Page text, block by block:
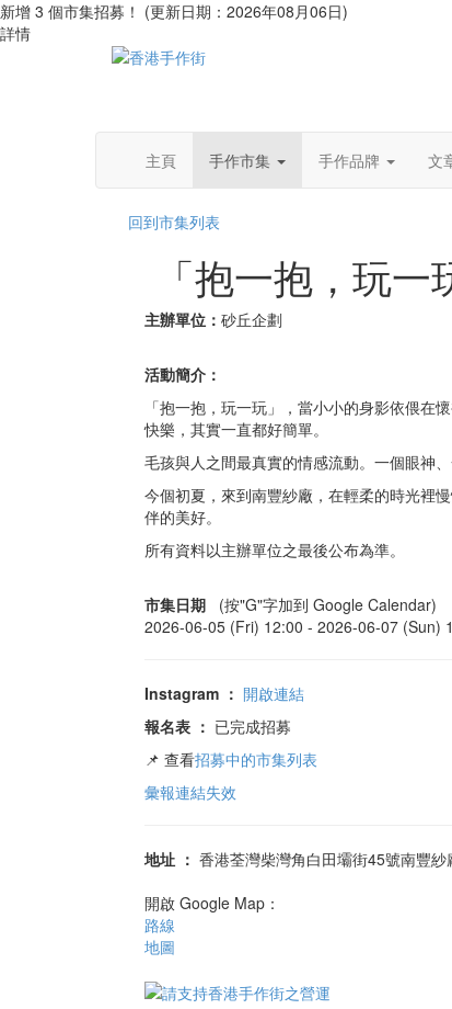
新增 3 個市集招募！ (更新日期：2026年08月06日)
詳情
主頁
手作市集 手作品牌 文
回到市集列表
「抱一抱，玩
主辦單位： 砂丘企劃
活動簡介：
「抱一抱，玩一玩」，當小小的身影依偎在
快樂，其實一直都好簡單。
毛孩與人之間最真實的情感流動。一個眼神
今個初夏，來到南豐紗廠，在輕柔的時光裡
伴的美好。
所有資料以主辦單位之最後公布為準。
市集日期
(按"G"字加到 Google Calendar)
2026-06-05 (Fri) 12:00 - 2026-06-07 (Sun)
Instagram ： 開啟連結
報名表 ： 已完成招募
📌 查看招募中的市集列表
彙報連結失效
地址 ： 香港荃灣柴灣角白田壩街45號南豐
開啟 Google Map：
路線
地圖